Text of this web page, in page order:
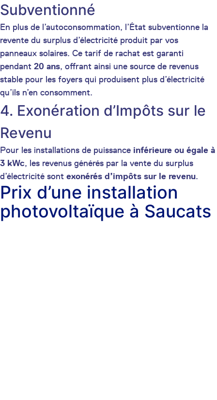
Subventionné
En plus de l’autoconsommation, l’État subventionne la
revente du surplus d’électricité produit par vos
panneaux solaires. Ce tarif de rachat est garanti
pendant 20 ans, offrant ainsi une source de revenus
stable pour les foyers qui produisent plus d’électricité
qu’ils n’en consomment.
4. Exonération d’Impôts sur le
Revenu
Pour les installations de puissance inférieure ou égale à
3 kWc, les revenus générés par la vente du surplus
d’électricité sont exonérés d’impôts sur le revenu.
Prix d’une installation
photovoltaïque à Saucats